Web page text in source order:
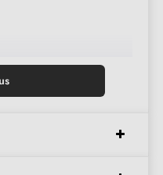
chiffon doux